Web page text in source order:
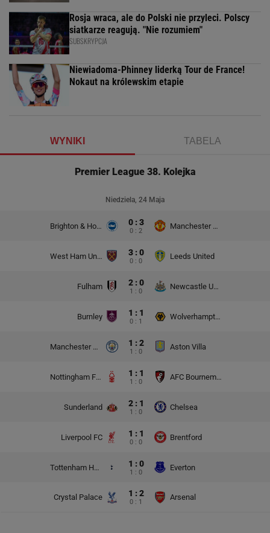
Rosja wraca, ale do Polski nie przyleci. Polscy
siatkarze reagują. "Nie rozumiem"
SUBSKRYPCJA
Niewiadoma-Phinney liderką Tour de France!
Nokaut na królewskim etapie
WYNIKI TABELA
Premier League 38. Kolejka
Niedziela, 24 Maja
Brighton & Hove Albion 0 : 3
0 : 2
Manchester United
West Ham United 3 : 0
0 : 0
Leeds United
Fulham 2 : 0
1 : 0
Newcastle United
Burnley 1 : 1
0 : 1
Wolverhampton Wanderers
Manchester City 1 : 2
1 : 0
Aston Villa
Nottingham Forest 1 : 1
1 : 0
AFC Bournemouth
Sunderland 2 : 1
1 : 0
Chelsea
Liverpool FC 1 : 1
0 : 0
Brentford
Tottenham Hotspur 1 : 0
1 : 0
Everton
Crystal Palace 1 : 2
0 : 1
Arsenal